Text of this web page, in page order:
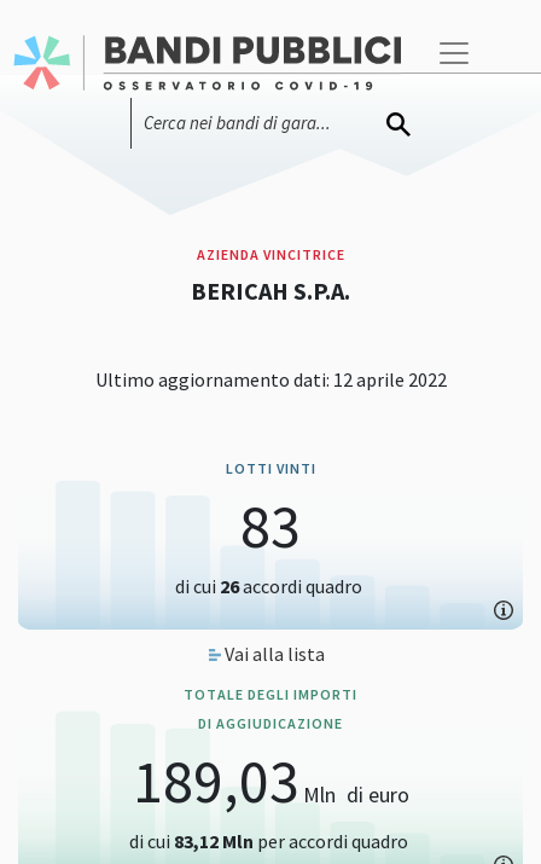
AZIENDA VINCITRICE
BERICAH S.P.A.
Ultimo aggiornamento dati: 12 aprile 2022
LOTTI VINTI
83
di cui 26accordi quadro
Vai alla lista
TOTALE DEGLI IMPORTI
DI AGGIUDICAZIONE
189,03 Mln di euro
di cui 83,12 Mln per accordi quadro